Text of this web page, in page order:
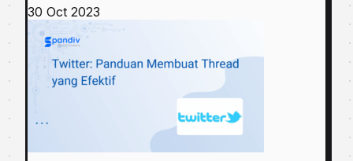
30 Oct 2023